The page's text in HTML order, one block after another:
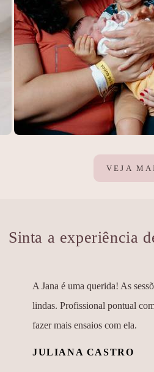
325
VEJA
Sinta a experiência
A Jana é uma querida! As
lindas. Profissional pontual
fazer mais ensaios com ela.
JULIANA CASTRO